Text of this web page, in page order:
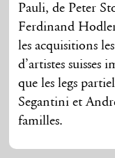
Pauli, de Peter
Ferdinand
les acquisitions
d’artistes
que les legs
Segantini et
familles.